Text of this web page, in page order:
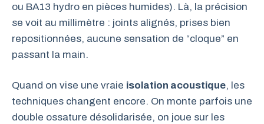
ou BA13 hydro en pièces humides). Là, la précision
se voit au millimètre : joints alignés, prises bien
repositionnées, aucune sensation de “cloque” en
passant la main.
Quand on vise une vraie isolation acoustique, les
techniques changent encore. On monte parfois une
double ossature désolidarisée, on joue sur les